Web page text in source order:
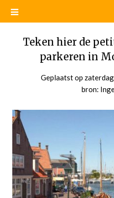
Teken hier de
parkeren in
Geplaatst op
bron: